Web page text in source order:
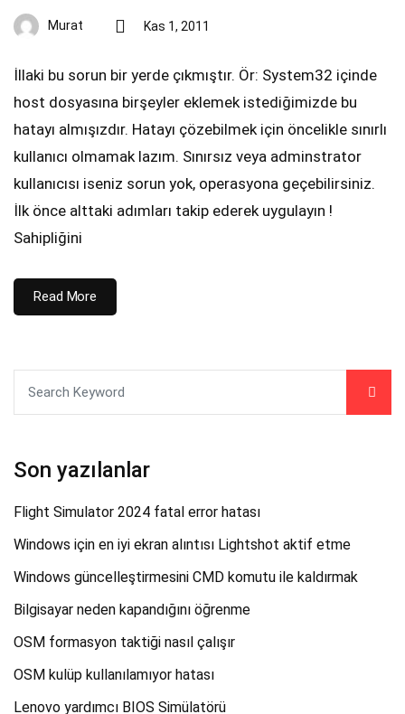
Murat Kas 1, 2011
İllaki bu sorun bir yerde çıkmıştır. Ör: System32 içinde
host dosyasına birşeyler eklemek istediğimizde bu
hatayı almışızdır. Hatayı çözebilmek için öncelikle sınırlı
kullanıcı olmamak lazım. Sınırsız veya adminstrator
kullanıcısı iseniz sorun yok, operasyona geçebilirsiniz.
İlk önce alttaki adımları takip ederek uygulayın !
Sahipliğini
Read More
Son yazılanlar
Flight Simulator 2024 fatal error hatası
Windows için en iyi ekran alıntısı Lightshot aktif etme
Windows güncelleştirmesini CMD komutu ile kaldırmak
Bilgisayar neden kapandığını öğrenme
OSM formasyon taktiği nasıl çalışır
OSM kulüp kullanılamıyor hatası
Lenovo yardımcı BIOS Simülatörü